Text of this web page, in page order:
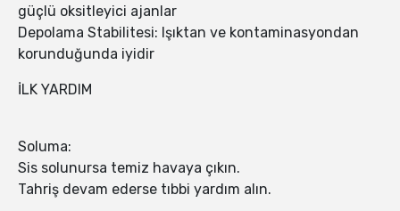
güçlü oksitleyici ajanlar
Depolama Stabilitesi: Işıktan ve kontaminasyondan
korunduğunda iyidir
İLK YARDIM
Soluma:
Sis solunursa temiz havaya çıkın.
Tahriş devam ederse tıbbi yardım alın.